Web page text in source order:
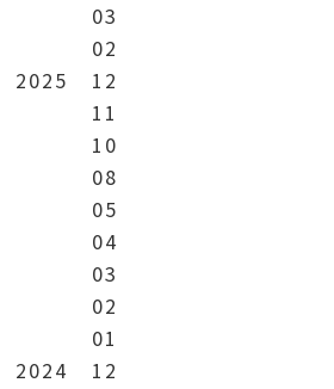
03
02
2025
12
11
10
08
05
04
03
02
01
2024
12